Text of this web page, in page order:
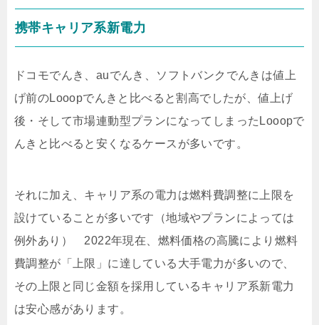
携帯キャリア系新電力
ドコモでんき、auでんき、ソフトバンクでんきは値上
げ前のLooopでんきと比べると割高でしたが、値上げ
後・そして市場連動型プランになってしまったLooopで
んきと比べると安くなるケースが多いです。
それに加え、キャリア系の電力は燃料費調整に上限を
設けていることが多いです（地域やプランによっては
例外あり） 2022年現在、燃料価格の高騰により燃料
費調整が「上限」に達している大手電力が多いので、
その上限と同じ金額を採用しているキャリア系新電力
は安心感があります。